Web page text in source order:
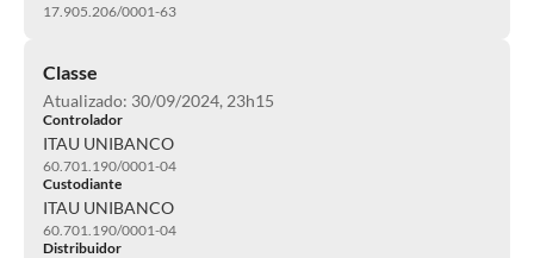
17.905.206/0001-63
Classe
Atualizado: 30/09/2024, 23h15
Controlador
ITAU UNIBANCO
60.701.190/0001-04
Custodiante
ITAU UNIBANCO
60.701.190/0001-04
Distribuidor